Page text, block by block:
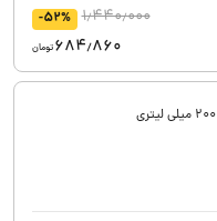
1٫440٫000 -52%
684٫860تومان